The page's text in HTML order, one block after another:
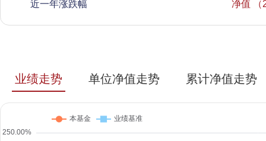
近一年涨跌幅 净值 （
业绩走势 单位净值走势 累计净值走势